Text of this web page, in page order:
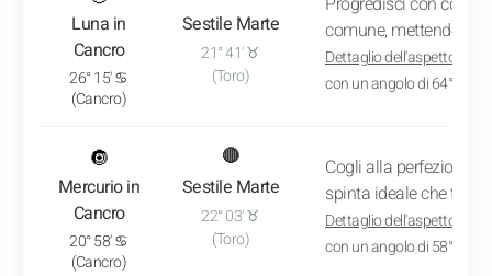
Luna in
Cancro
26° 15' ♋
(Cancro)
Sestile Marte
21° 41' ♉
(Toro)
comune, mettendo a
Dettaglio dell'aspetto
con un angolo di 64° 35'
🔘
Mercurio in
Cancro
: Vedi l'analisi del transito
20° 58' ♋
(Cancro)
🔴
Sestile Marte
22° 03' ♉
(Toro)
Cogli alla perfezione
spinta ideale che ti
Dettaglio dell'aspetto
con un angolo di 58° 55'